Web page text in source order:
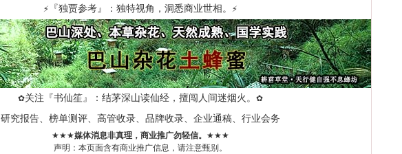
⚡ 『独贾参考』：独特视角，洞悉商业世相。 ⚡
✿关注『书仙笙』：结茅深山读仙经，擅闯人间迷烟火。 ✿
研究报告、榜单测评、高管收录、品牌收录、企业通稿、行业会务
★★★媒体消息非真理，商业推广勿轻信。 ★★★
声明：本页面含有商业推广信息，请注意甄别。